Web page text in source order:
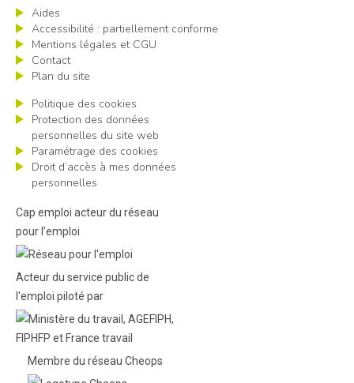
Aides
Accessibilité : partiellement conforme
Mentions légales et CGU
Contact
Plan du site
Politique des cookies
Protection des données
personnelles du site web
Paramétrage des cookies
Droit d’accès à mes données
personnelles
Cap emploi acteur du réseau
pour l’emploi
Acteur du service public de
l'emploi piloté par
Membre du réseau Cheops